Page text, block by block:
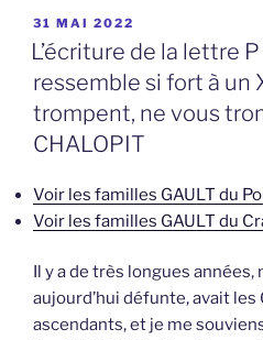
PUBLIÉ
LE
31 MAI 2022
L’écriture de la lettre
ressemble si fort à un
trompent, ne vous
CHALOPIT
Voir les familles GAULT du
Voir les familles GAULT du
Il y a de très longues années,
aujourd’hui défunte, avait les
ascendants, et je me